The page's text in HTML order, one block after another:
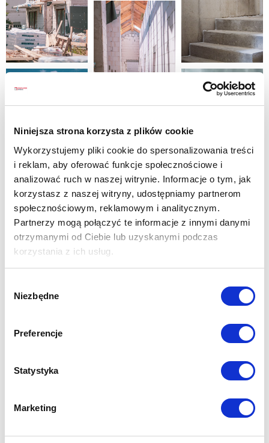
Niniejsza strona korzysta z plików cookie
Wykorzystujemy pliki cookie do spersonalizowania treści
i reklam, aby oferować funkcje społecznościowe i
analizować ruch w naszej witrynie. Informacje o tym, jak
korzystasz z naszej witryny, udostępniamy partnerom
społecznościowym, reklamowym i analitycznym.
Partnerzy mogą połączyć te informacje z innymi danymi
otrzymanymi od Ciebie lub uzyskanymi podczas
korzystania z ich usług.
zgody
Niezbędne
Preferencje
Statystyka
Marketing